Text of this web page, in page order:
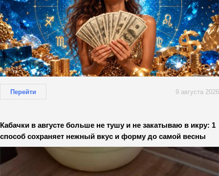
Перейти 9 августа 2026
Кабачки в августе больше не тушу и не закатываю в икру: 1
способ сохраняет нежный вкус и форму до самой весны